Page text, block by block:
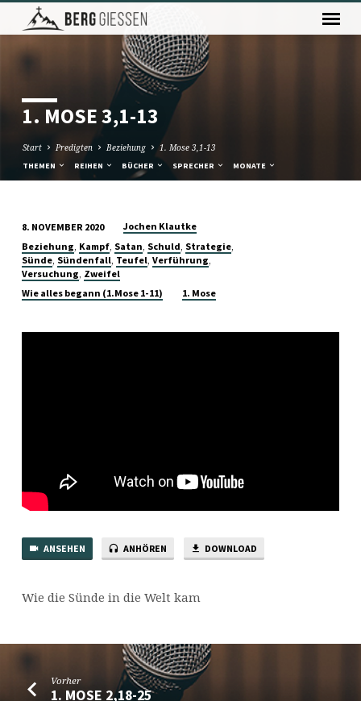
1. MOSE 3,1-13
Start Predigten Beziehung 1. Mose 3,1-13
THEMEN REIHEN BÜCHER SPRECHER MONATE
1.
MOSE
3,1-
13
8. NOVEMBER 2020
Jochen Klautke
Beziehung, Kampf, Satan, Schuld, Strategie,
Sünde, Sündenfall, Teufel, Verführung,
Versuchung, Zweifel
Wie alles begann (1.Mose 1-11)
1. Mose
ANSEHEN ANHÖREN DOWNLOAD
Wie die Sünde in die Welt kam
Vorher
1. MOSE 2,18-25